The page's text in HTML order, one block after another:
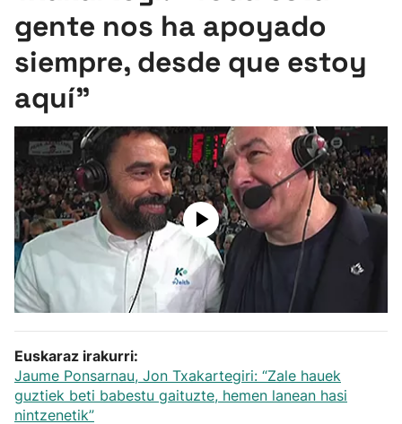
Remo
Baloncesto
Ciclismo
Herri-kirolak
Balonmano
Kirolak 360
Carreras de montaña
gente nos ha apoyado
siempre, desde que estoy
aquí”
Euskaraz irakurri:
Jaume Ponsarnau, Jon Txakartegiri: “Zale hauek
guztiek beti babestu gaituzte, hemen lanean hasi
nintzenetik”